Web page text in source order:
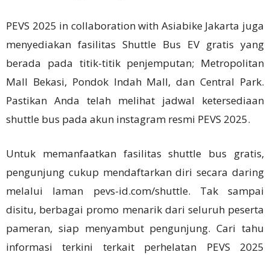
PEVS 2025 in collaboration with Asiabike Jakarta juga
menyediakan fasilitas Shuttle Bus EV gratis yang
berada pada titik-titik penjemputan; Metropolitan
Mall Bekasi, Pondok Indah Mall, dan Central Park.
Pastikan Anda telah melihat jadwal ketersediaan
shuttle bus pada akun instagram resmi PEVS 2025.
Untuk memanfaatkan fasilitas shuttle bus gratis,
pengunjung cukup mendaftarkan diri secara daring
melalui laman pevs-id.com/shuttle. Tak sampai
disitu, berbagai promo menarik dari seluruh peserta
pameran, siap menyambut pengunjung. Cari tahu
informasi terkini terkait perhelatan PEVS 2025